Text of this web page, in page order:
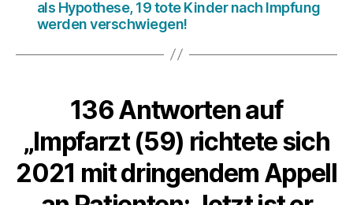
als Hypothese, 19 tote Kinder nach Impfung
werden verschwiegen!
136 Antworten auf
„Impfarzt (59) richtete sich
2021 mit dringendem Appell